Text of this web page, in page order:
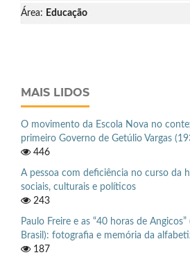
Área: Educação
MAIS LIDOS
O movimento da Escola Nova no
primeiro Governo de Getúlio Vargas
446
A pessoa com deficiência no curso da
sociais, culturais e políticos
243
Paulo Freire e as “40 horas de
Brasil): fotografia e memória da
187